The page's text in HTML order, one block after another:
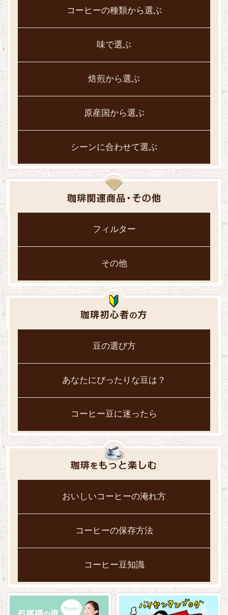
コーヒーの種類から選ぶ
味で選ぶ
焙煎から選ぶ
原産国から選ぶ
シーンに合わせて選ぶ
フィルター
その他
豆の選び方
あなたにぴったりな豆は？
コーヒー豆に迷ったら
おいしいコーヒーの淹れ方
コーヒーの保存方法
コーヒー豆知識